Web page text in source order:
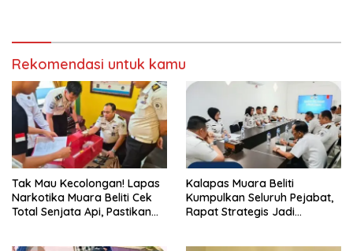
Rekomendasi untuk kamu
Tak Mau Kecolongan! Lapas
Narkotika Muara Beliti Cek
Total Senjata Api, Pastikan
Kalapas Muara Beliti
Kumpulkan Seluruh Pejabat,
Rapat Strategis Jadi